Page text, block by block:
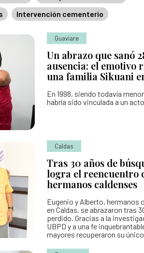
para la Búsqueda
Personas Desaparecidas
desaparecidas
para la búsqueda
según solicitudes de búsqueda
la búsqueda
Intervención cementerio
Guaviare
Un abrazo que sanó
ausencia: el emotivo
una familia Sikuani
En 1998, siendo todavía
habría sido vinculada a un
Caldas
Tras 30 años de
logra el reencuentro
hermanos caldenses
Eugenio y Alberto, hermanos
en Caldas, se abrazaron tras
perdido. Gracias a la
UBPD y a una fe
mayores recuperaron su